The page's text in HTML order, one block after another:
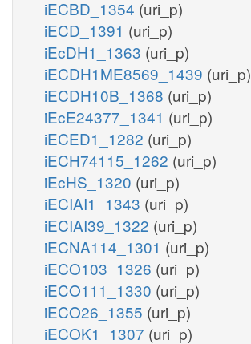
iECBD_1354 (uri_p)
iECD_1391 (uri_p)
iEcDH1_1363 (uri_p)
iECDH1ME8569_1439 (uri_p)
iECDH10B_1368 (uri_p)
iEcE24377_1341 (uri_p)
iECED1_1282 (uri_p)
iECH74115_1262 (uri_p)
iEcHS_1320 (uri_p)
iECIAI1_1343 (uri_p)
iECIAI39_1322 (uri_p)
iECNA114_1301 (uri_p)
iECO103_1326 (uri_p)
iECO111_1330 (uri_p)
iECO26_1355 (uri_p)
iECOK1_1307 (uri_p)